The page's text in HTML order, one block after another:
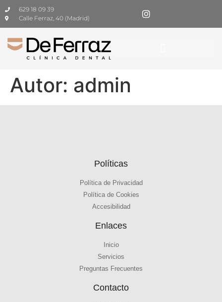
629 18 09 39
Calle Ferraz, 40 (Madrid)
Autor: admin
Políticas
Política de Privacidad
Política de Cookies
Accesibilidad
Enlaces
Inicio
Servicios
Preguntas Frecuentes
Contacto